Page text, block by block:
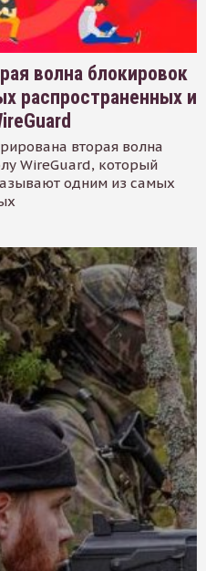
волна блокировок
распространенных и
вторая волна
WireGuard, который
одним из самых